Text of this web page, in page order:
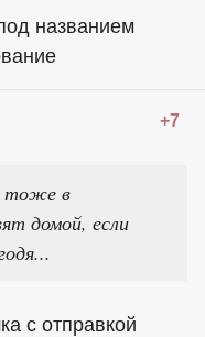
названием
+7
тоже в
домой, если
с отправкой